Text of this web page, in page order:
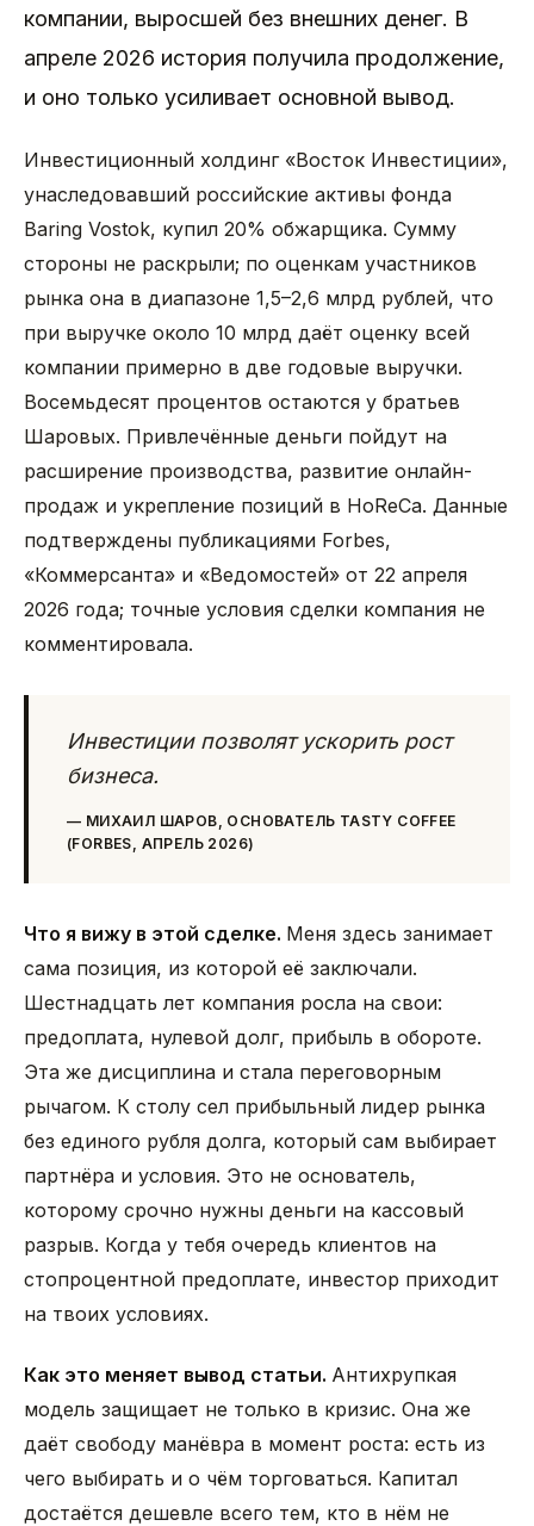
компании, выросшей без внешних денег. В
апреле 2026 история получила продолжение,
и оно только усиливает основной вывод.
Инвестиционный холдинг «Восток Инвестиции»,
унаследовавший российские активы фонда
Baring Vostok, купил 20% обжарщика. Сумму
стороны не раскрыли; по оценкам участников
рынка она в диапазоне 1,5–2,6 млрд рублей, что
при выручке около 10 млрд даёт оценку всей
компании примерно в две годовые выручки.
Восемьдесят процентов остаются у братьев
Шаровых. Привлечённые деньги пойдут на
расширение производства, развитие онлайн-
продаж и укрепление позиций в HoReCa. Данные
подтверждены публикациями Forbes,
«Коммерсанта» и «Ведомостей» от 22 апреля
2026 года; точные условия сделки компания не
комментировала.
Инвестиции позволят ускорить рост
бизнеса.
— МИХАИЛ ШАРОВ, ОСНОВАТЕЛЬ TASTY COFFEE
(FORBES, АПРЕЛЬ 2026)
Что я вижу в этой сделке. Меня здесь занимает
сама позиция, из которой её заключали.
Шестнадцать лет компания росла на свои:
предоплата, нулевой долг, прибыль в обороте.
Эта же дисциплина и стала переговорным
рычагом. К столу сел прибыльный лидер рынка
без единого рубля долга, который сам выбирает
партнёра и условия. Это не основатель,
которому срочно нужны деньги на кассовый
разрыв. Когда у тебя очередь клиентов на
стопроцентной предоплате, инвестор приходит
на твоих условиях.
Как это меняет вывод статьи. Антихрупкая
модель защищает не только в кризис. Она же
даёт свободу манёвра в момент роста: есть из
чего выбирать и о чём торговаться. Капитал
достаётся дешевле всего тем, кто в нём не